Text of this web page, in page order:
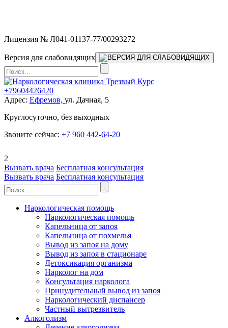
Лицензия № Л041-01137-77/00293272
Версия для слабовидящих
+79604426420
Адрес: Ефремов, ул. Дачная, 5
Круглосуточно, без выходных
Звоните сейчас: +7 960 442-64-20
2
Вызвать врача Бесплатная консультация
Вызвать врача Бесплатная консультация
Наркологическая помощь
Наркологическая помощь
Капельница от запоя
Капельница от похмелья
Вывод из запоя на дому
Вывод из запоя в стационаре
Детоксикация организма
Нарколог на дом
Консультация нарколога
Принудительный вывод из запоя
Наркологический диспансер
Частный вытрезвитель
Алкоголизм